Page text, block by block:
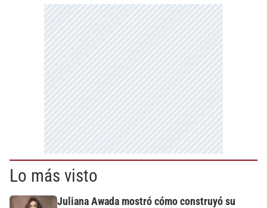
Lo más visto
Juliana Awada mostró cómo construyó su